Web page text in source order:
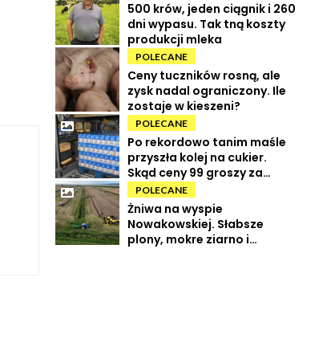
500 krów, jeden ciągnik i 260
dni wypasu. Tak tną koszty
produkcji mleka
POLECANE
Ceny tuczników rosną, ale
zysk nadal ograniczony. Ile
zostaje w kieszeni?
POLECANE
Po rekordowo tanim maśle
przyszła kolej na cukier.
Skąd ceny 99 groszy za
kilogram?
POLECANE
Żniwa na wyspie
Nowakowskiej. Słabsze
plony, mokre ziarno i